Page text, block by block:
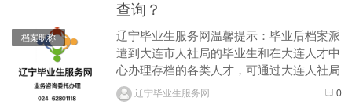
查询？
档案职称
辽宁毕业生服务网温馨提示：毕业后档案派
遣到大连市人社局的毕业生和在大连人才中
心办理存档的各类人才，可通过大连人社局
网站提供的在线档案查询功能进行档案查
询。大连人才中心毕业生档案信息查询入口
0
辽宁毕业生服务网